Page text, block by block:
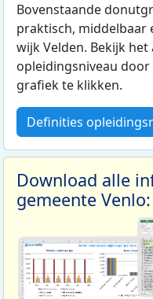
Bovenstaande
praktisch, middelbaar
wijk Velden. Bekijk
opleidingsniveau
grafiek te klikken.
Definities
Download alle
gemeente Venlo: